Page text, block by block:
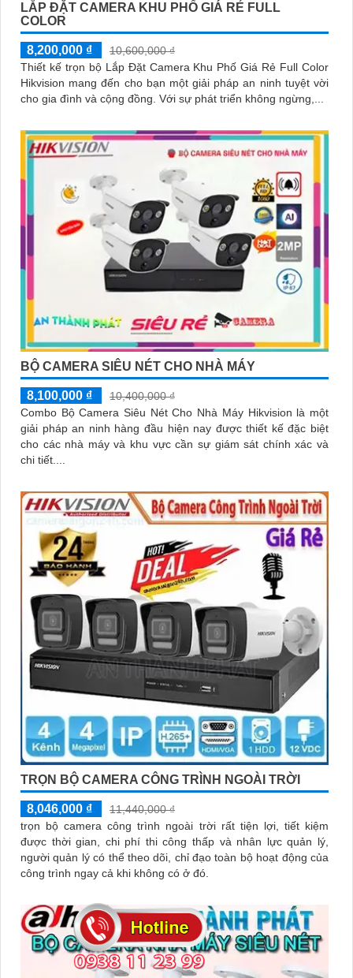
LẮP ĐẶT CAMERA KHU PHỐ GIÁ RẺ FULL
COLOR
8,200,000 ₫
10,600,000 ₫
Thiết kế trọn bộ Lắp Đặt Camera Khu Phố Giá Rẻ Full Color
Hikvision mang đến cho bạn một giải pháp an ninh tuyệt vời
cho gia đình và cộng đồng. Với sự phát triển không ngừng,...
BỘ CAMERA SIÊU NÉT CHO NHÀ MÁY
8,100,000 ₫
10,400,000 ₫
Combo Bộ Camera Siêu Nét Cho Nhà Máy Hikvision là một
giải pháp an ninh hàng đầu hiện nay được thiết kế đặc biệt
cho các nhà máy và khu vực cần sự giám sát chính xác và
chi tiết....
TRỌN BỘ CAMERA CÔNG TRÌNH NGOÀI TRỜI
8,046,000 ₫
11,440,000 ₫
trọn bộ camera công trình ngoài trời rất tiện lợi, tiết kiệm
được thời gian, chi phí thi công thấp và nhân lực quản lý,
người quản lý có thể theo dõi, chỉ đạo toàn bộ hoạt động của
công trình ngay cả khi không có ở đó.